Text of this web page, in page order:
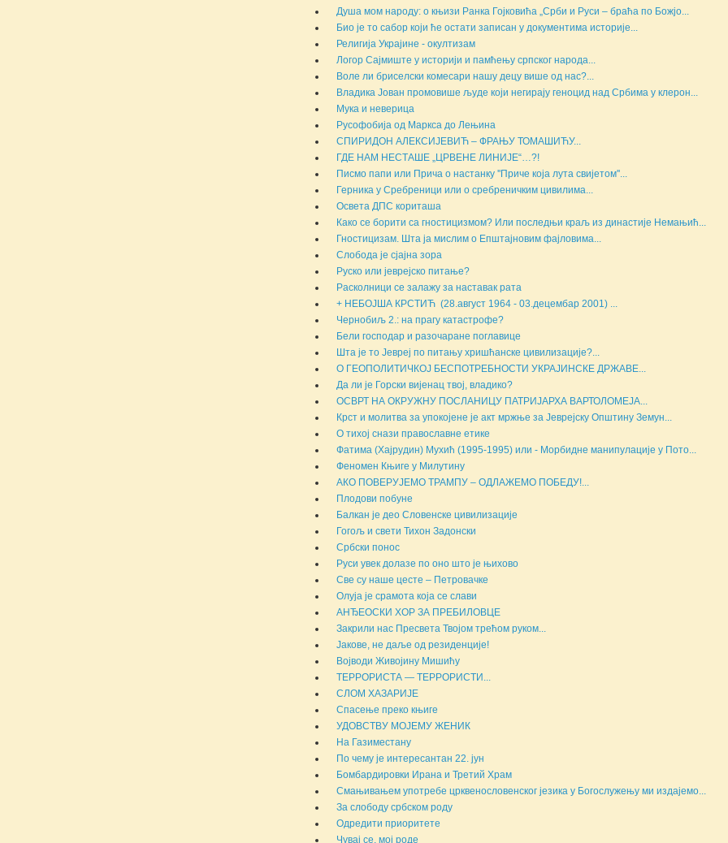
Душа мом народу: о књизи Ранка Гојковића „Срби и Руси – браћа по Божјо...
Био је то сабор који ће остати записан у документима историје...
Религија Украјине - окултизам
Логор Сајмиште у историји и памћењу српског народа...
Воле ли бриселски комесари нашу децу више од нас?...
Владика Јован промовише људе који негирају геноцид над Србима у клерон...
Мука и неверица
Русофобија од Маркса до Лењина
СПИРИДОН АЛЕКСИЈЕВИЋ – ФРАЊУ ТОМАШИЋУ...
ГДЕ НАМ НЕСТАШЕ „ЦРВЕНЕ ЛИНИЈЕ“…?!
Писмо папи или Прича о настанку ''Приче која лута свијетом''...
Герника у Сребреници или о сребреничким цивилима...
Освета ДПС кориташа
Како се борити са гностицизмом? Или последњи краљ из династије Немањић...
Гностицизам. Шта ја мислим о Епштајновим фајловима...
Слобода је сјајна зора
Руско или јеврејско питање?
Расколници се залажу за наставак рата
+ НЕБОЈША КРСТИЋ (28.август 1964 - 03.децембар 2001) ...
Чернобиљ 2.: на прагу катастрофе?
Бели господар и разочаране поглавице
Шта је то Јевреј по питању хришћанске цивилизације?...
О ГЕОПОЛИТИЧКОЈ БЕСПОТРЕБНОСТИ УКРАЈИНСКЕ ДРЖАВЕ...
Да ли је Горски вијенац твој, владико?
ОСВРТ НА ОКРУЖНУ ПОСЛАНИЦУ ПАТРИЈАРХА ВАРТОЛОМЕЈА...
Крст и молитва за упокојене је акт мржње за Јеврејску Општину Земун...
О тихој снази православне етике
Фатима (Хајрудин) Мухић (1995-1995) или - Морбидне манипулације у Пото...
Феномен Књиге у Милутину
АКО ПОВЕРУЈЕМО ТРАМПУ – ОДЛАЖЕМО ПОБЕДУ!...
Плодови побуне
Балкан је део Словенске цивилизације
Гогољ и свети Тихон Задонски
Србски понос
Руси увек долазе по оно што је њихово
Све су наше цесте – Петровачке
Олуја је срамота која се слави
АНЂЕОСКИ ХОР ЗА ПРЕБИЛОВЦЕ
Закрили нас Пресвета Твојом трећом руком...
Јакове, не даље од резиденције!
Војводи Живојину Мишићу
ТЕРРОРИСТА — ТЕРРОРИСТИ...
СЛОМ ХАЗАРИЈЕ
Спасење преко књиге
УДОВСТВУ МОЈЕМУ ЖЕНИК
На Газиместану
По чему је интересантан 22. јун
Бомбардировки Ирана и Третий Храм
Смањивањем употребе црквенословенског језика у Богослужењу ми издајемо...
За слободу србском роду
Одредити приоритете
Чувај се, мој роде